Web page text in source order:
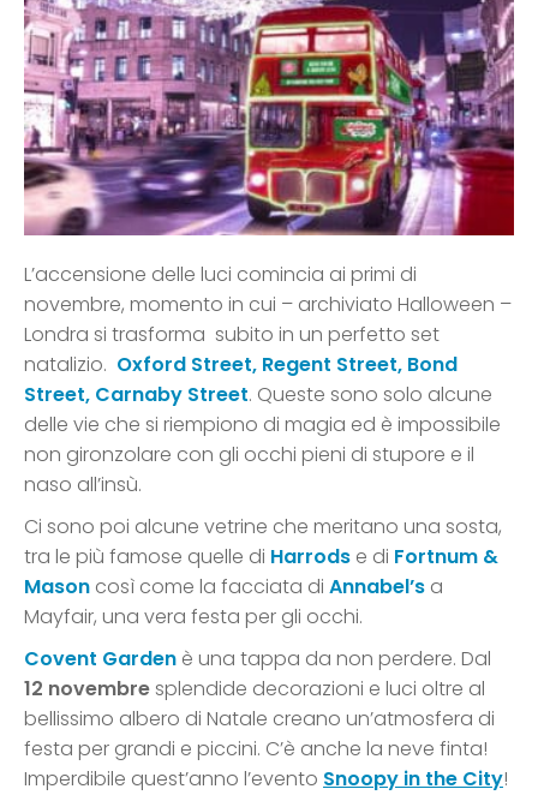
L’accensione delle luci comincia ai primi di
novembre, momento in cui – archiviato Halloween –
Londra si trasforma subito in un perfetto set
natalizio. Oxford Street, Regent Street, Bond
Street, Carnaby Street. Queste sono solo alcune
delle vie che si riempiono di magia ed è impossibile
non gironzolare con gli occhi pieni di stupore e il
naso all’insù.
Ci sono poi alcune vetrine che meritano una sosta,
tra le più famose quelle di Harrods e di Fortnum &
Mason così come la facciata di Annabel’s a
Mayfair, una vera festa per gli occhi.
Covent Garden è una tappa da non perdere. Dal
12 novembresplendide decorazioni e luci oltre al
bellissimo albero di Natale creano un’atmosfera di
festa per grandi e piccini. C’è anche la neve finta!
Imperdibile quest’anno l’evento Snoopy in the City!